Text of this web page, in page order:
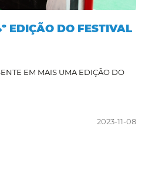
EDIÇÃO DO FESTIVAL
EM MAIS UMA EDIÇÃO DO
2023-11-08